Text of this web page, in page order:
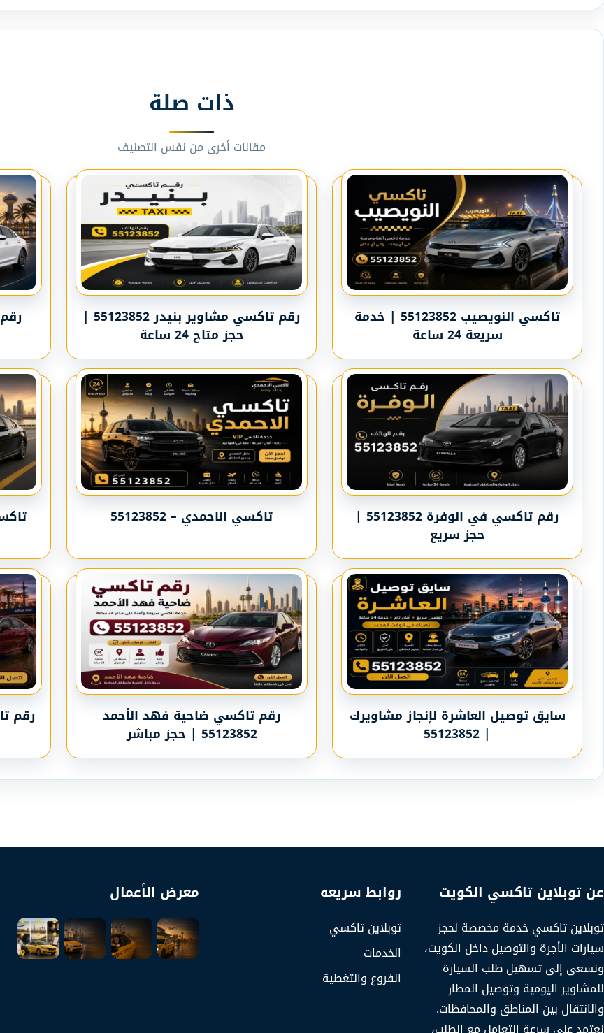
ذات صلة
مقالات أخرى من نفس التصنيف
تاكسي النويصيب 55123852 | خدمة
سريعة 24 ساعة
رقم تاكسي مشاوير بنيدر 55123852 |
حجز متاح 24 ساعة
رقم تاكسي في الوفرة 55123852 |
حجز سريع
تاكسي الاحمدي – 55123852
سايق توصيل العاشرة لإنجاز مشاويرك
| 55123852
رقم تاكسي ضاحية فهد الأحمد
55123852 | حجز مباشر
عن توبلاين تاكسي الكويت
توبلاين تاكسي خدمة مخصصة لحجز
سيارات الأجرة والتوصيل داخل الكويت،
ونسعى إلى تسهيل طلب السيارة
للمشاوير اليومية وتوصيل المطار
والانتقال بين المناطق والمحافظات.
روابط سريعه
توبلاين تاكسي
الخدمات
الفروع والتغطية
معرض الأعمال